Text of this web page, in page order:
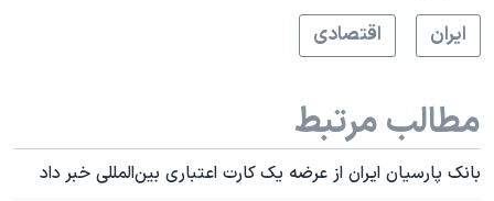
ايران
اقتصادی
مطالب مرتبط
بانک پارسیان ایران از عرضه یک کارت اعتباری بین‌المللی خبر داد